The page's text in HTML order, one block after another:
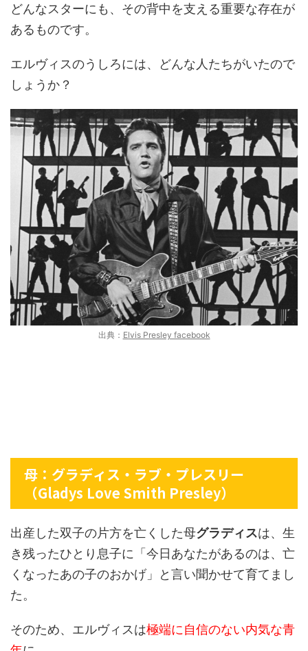
どんなスターにも、その背中を支える重要な存在が
あるものです。
エルヴィスのうしろには、どんな人たちがいたので
しょうか？
出典： Elvis Presley facebook
母：グラディス・ラブ・プレスリー
（Gladys Love Smith Presley）
出産した双子の片方を亡くした母グラディスは、生
き残ったひとり息子に「今日あなたがあるのは、亡
くなったあの子のおかげ」と言い聞かせて育てまし
た。
そのため、エルヴィスは極端に自信のない内気な青